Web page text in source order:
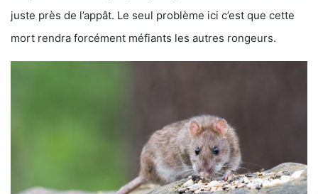
juste près de l’appât. Le seul problème ici c’est que cette
mort rendra forcément méfiants les autres rongeurs.